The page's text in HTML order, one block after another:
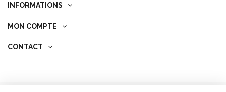
INFORMATIONS
MON COMPTE
CONTACT